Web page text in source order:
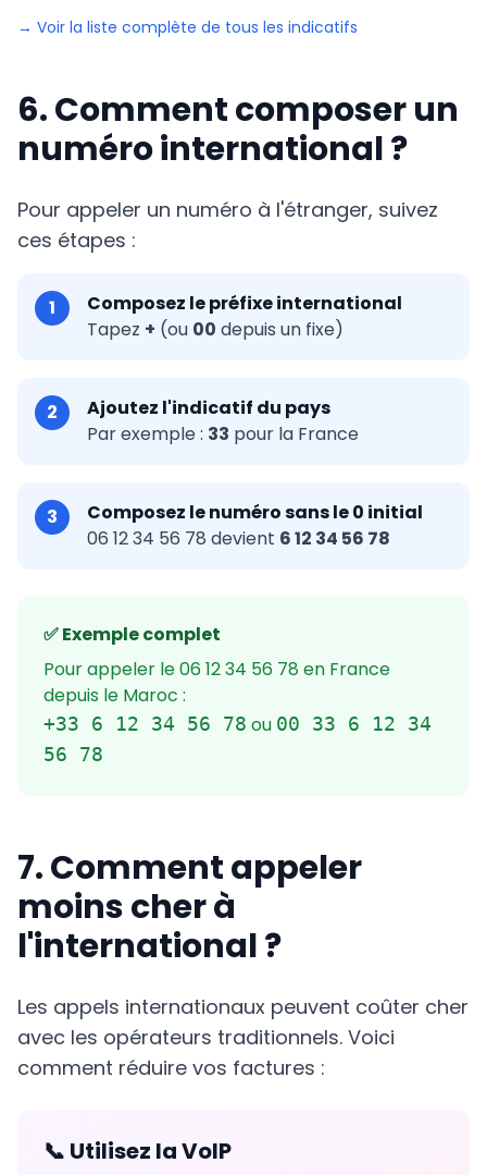
→ Voir la liste complète de tous les indicatifs
6. Comment composer un
numéro international ?
Pour appeler un numéro à l'étranger, suivez
ces étapes :
1
Composez le préfixe international
Tapez + (ou 00 depuis un fixe)
2
Ajoutez l'indicatif du pays
Par exemple : 33 pour la France
3
Composez le numéro sans le 0 initial
06 12 34 56 78 devient 6 12 34 56 78
✅ Exemple complet
Pour appeler le 06 12 34 56 78 en France
depuis le Maroc :
+33 6 12 34 56 78 ou 00 33 6 12 34
56 78
7. Comment appeler
moins cher à
l'international ?
Les appels internationaux peuvent coûter cher
avec les opérateurs traditionnels. Voici
comment réduire vos factures :
📞 Utilisez la VoIP